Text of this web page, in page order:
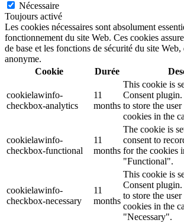
Nécessaire
Toujours activé
Les cookies nécessaires sont absolument
fonctionnement du site Web. Ces cookies
de base et les fonctions de sécurité du site Web,
anonyme.
Cookie
Durée
cookielawinfo-
checkbox-analytics
11
months
This cookie is
Consent
to store the
cookies in the
cookielawinfo-
checkbox-functional
11
months
The cookie is
consent to
for the cookies
"Functional".
cookielawinfo-
checkbox-necessary
11
months
This cookie is
Consent
to store the
cookies in the
"Necessary".